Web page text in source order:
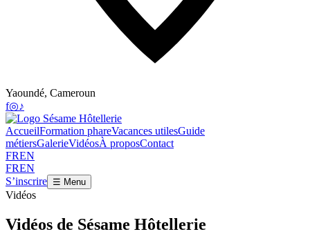
Yaoundé, Cameroun
f◎♪
AccueilFormation phareVacances utilesGuide
métiersGalerieVidéosÀ proposContact
FREN
FREN
S’inscrire ☰ Menu
Vidéos
Vidéos de Sésame Hôtellerie